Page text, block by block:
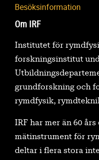
Besöksinformation
Om IRF
Institutet för
forskningsinstitut
grundforskning och
rymdfysik,
IRF har mer än 60
mätinstrument för
deltar i flera stora